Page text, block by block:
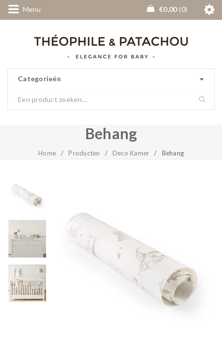
Menu €0,00 0
Categorieën
Behang
Home / Producten / Deco Kamer / Behang